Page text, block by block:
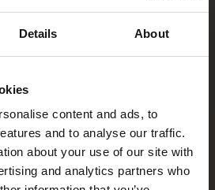
Details About
content and ads, to
and to analyse our traffic.
about your use of our site with
and analytics partners who
Skutečná spotřeba závisí
AKTIVACE